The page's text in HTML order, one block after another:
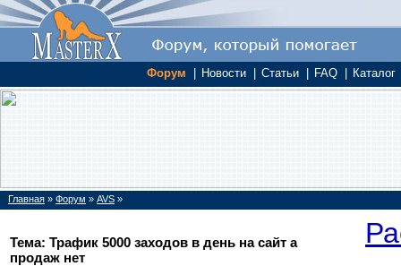
Форум Новости Статьи FAQ Каталог
Главная » Форум » AVS »
Тема: Трафик 5000 заходов в день на сайт а
продаж нет